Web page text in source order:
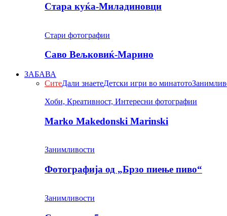
Стара куќа-Миладиновци
Стари фотографии
Саво Вељковиќ-Марино
ЗАБАВА
СитеДали знаетеДетски игри во минатото
Хоби, Креативност, Интересни фотографии
Marko Makedonski Marinski
Занимливости
Фотографија од „Брзо пиење пиво“
Занимливости